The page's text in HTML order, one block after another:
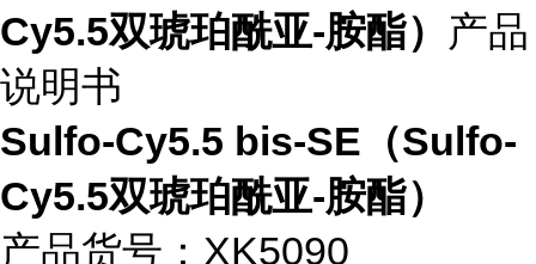
Cy5.5双琥珀酰亚-胺酯） 产品
说明书
Sulfo-Cy5.5 bis-SE（Sulfo-
Cy5.5双琥珀酰亚-胺酯）
产品货号：XK5090